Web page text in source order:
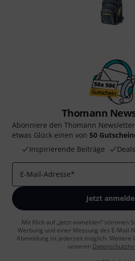
Thomann
Abonniere den Thomann
etwas Glück einen von 50
Inspirierende Beiträge
Deals
E-Mail-Adresse*
Jetzt
Mit Klick auf „Jetzt anmelden“ stimmen
Werbung und einer Messung des E-Mail-
Abmeldung ist jederzeit möglich. Weitere
unseren